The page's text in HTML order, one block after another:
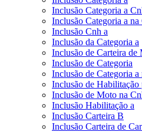
Inclusão Categoria a
Inclusão Categoria a na
Inclusão Cnh a
Inclusão da Categoria a
Inclusão de Carteira de
Inclusão de Categoria
Inclusão de Categoria a
Inclusão de Habilitação
Inclusão de Moto na
Inclusão Habilitação a
Inclusão Carteira B
Inclusão Carteira de